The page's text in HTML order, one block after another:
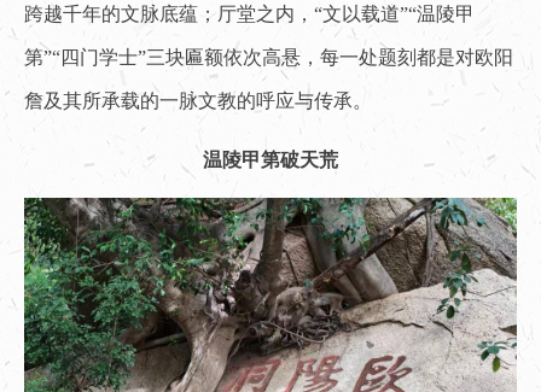
跨越千年的文脉底蕴；厅堂之内，“文以载道”“温陵甲
第”“四门学士”三块匾额依次高悬，每一处题刻都是对欧阳
詹及其所承载的一脉文教的呼应与传承。
温陵甲第破天荒